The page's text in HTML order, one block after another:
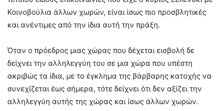
Κοινοβούλια άλλων χωρών, είναι ίσως πιο προσβλητικές
και ανέντιμες από την ίδια αυτή την πράξη.
Όταν ο πρόεδρος μιας χώρας που δέχεται εισβολή δε
δείχνει την αλληλεγγύη του σε μια χώρα που υπέστη
ακριβώς τα ίδια, με το έγκλημα της βάρβαρης κατοχής να
συνεχίζεται έως σήμερα, τότε δείχνει ότι δεν αξίζει την
αλληλεγγύη αυτής της χώρας και ίσως άλλων χωρών.